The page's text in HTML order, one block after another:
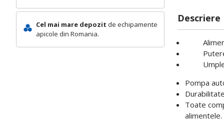
Cel mai mare depozit de echipamente
apicole din Romania.
Descriere
Putere
Umple
Pompa
Toate
alimentele.